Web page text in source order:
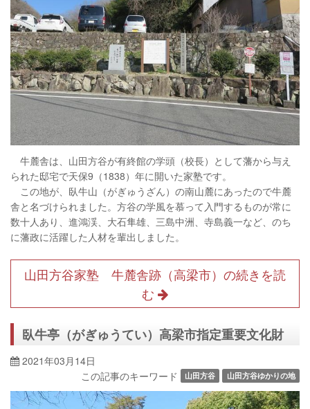
牛麓舎は、山田方谷が有終館の学頭（校長）として藩から与え
られた邸宅で天保9（1838）年に開いた家塾です。
この地が、臥牛山（がぎゅうざん）の南山麓にあったので牛麓
舎と名づけられました。方谷の学風を慕って入門するものが常に
数十人あり、進鴻渓、大石隼雄、三島中洲、寺島義一など、のち
に藩政に活躍した人材を輩出しました。
山田方谷家塾 牛麓舎跡（高梁市）の続きを読
む
臥牛亭（がぎゅうてい）高梁市指定重要文化財
2021年03月14日
この記事のキーワード
山田方谷 山田方谷ゆかりの地